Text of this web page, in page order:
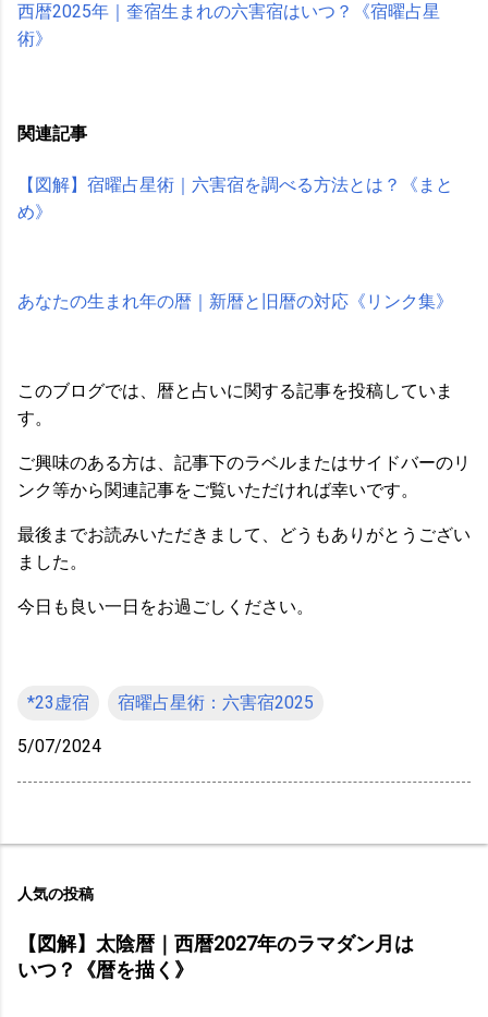
西暦2025年｜奎宿生まれの六害宿はいつ？《宿曜占星
術》
関連記事
【図解】宿曜占星術｜六害宿を調べる方法とは？《まと
め》
あなたの生まれ年の暦｜新暦と旧暦の対応《リンク集》
このブログでは、暦と占いに関する記事を投稿していま
す。
ご興味のある方は、記事下のラベルまたはサイドバーのリ
ンク等から関連記事をご覧いただければ幸いです。
最後までお読みいただきまして、どうもありがとうござい
ました。
今日も良い一日をお過ごしください。
*23虚宿 宿曜占星術：六害宿2025
5/07/2024
人気の投稿
【図解】太陰暦｜西暦2027年のラマダン月は
いつ？《暦を描く》